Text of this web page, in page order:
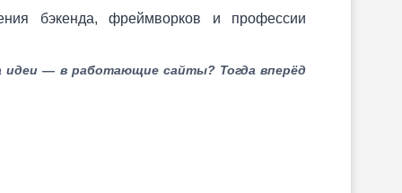
бэкенда, фреймворков и профессии
идеи — в работающие сайты? Тогда вперёд